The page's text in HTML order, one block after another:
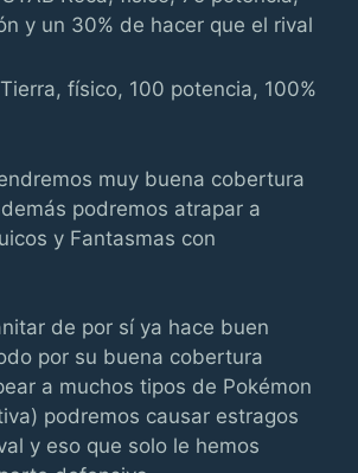
y un 30% de hacer que el rival
físico, 100 potencia, 100%
muy buena cobertura
podremos atrapar a
y Fantasmas con
de por sí ya hace buen
por su buena cobertura
a muchos tipos de Pokémon
podremos causar estragos
y eso que solo le hemos